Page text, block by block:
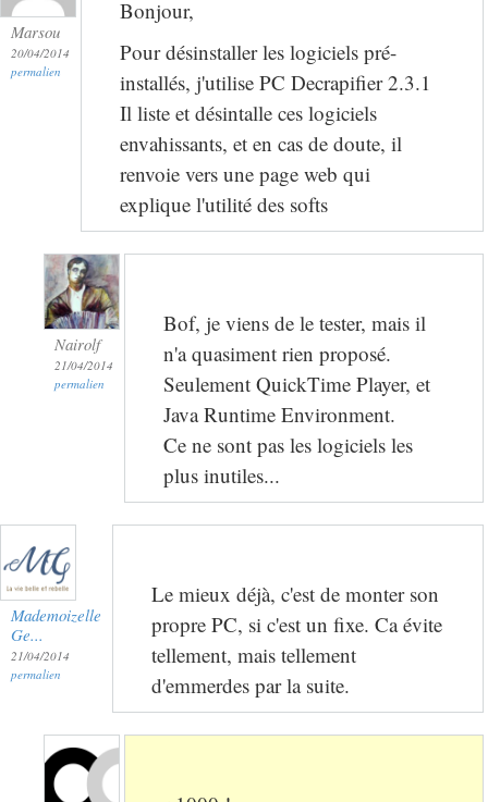
Marsou
20/04/2014
permalien
Bonjour,
Pour désinstaller les logiciels pré-
installés, j'utilise PC Decrapifier 2.3.1
Il liste et désintalle ces logiciels
envahissants, et en cas de doute, il
renvoie vers une page web qui
explique l'utilité des softs
Nairolf
21/04/2014
permalien
Bof, je viens de le tester, mais il
n'a quasiment rien proposé.
Seulement QuickTime Player, et
Java Runtime Environment.
Ce ne sont pas les logiciels les
plus inutiles...
Mademoizelle
Ge...
21/04/2014
permalien
Le mieux déjà, c'est de monter son
propre PC, si c'est un fixe. Ca évite
tellement, mais tellement
d'emmerdes par la suite.